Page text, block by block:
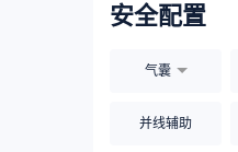
安全配置
气囊
并线辅助